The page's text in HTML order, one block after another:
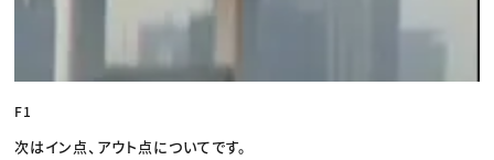
F1
次はイン点、アウト点についてです。